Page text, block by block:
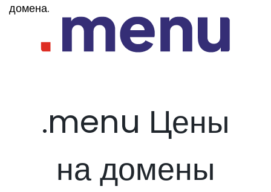
домена.
.menu Цены
на домены